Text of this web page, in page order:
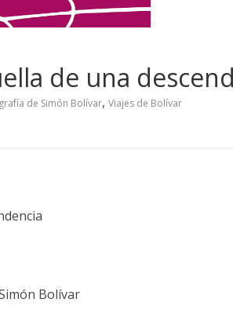
de una
de Simón Bolívar, Viajes de Bolívar
Bolívar